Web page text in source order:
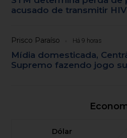
acusado de transmitir HIV
Prisco Paraíso Há 9 horas
Mídia domesticada,
Supremo fazendo jogo
Dólar